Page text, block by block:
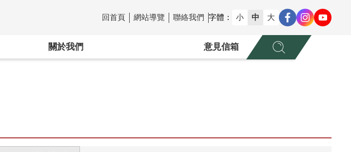
:::
回首頁 網站導覽 聯絡我們 字體： 小 中 大
關於我們 意見信箱